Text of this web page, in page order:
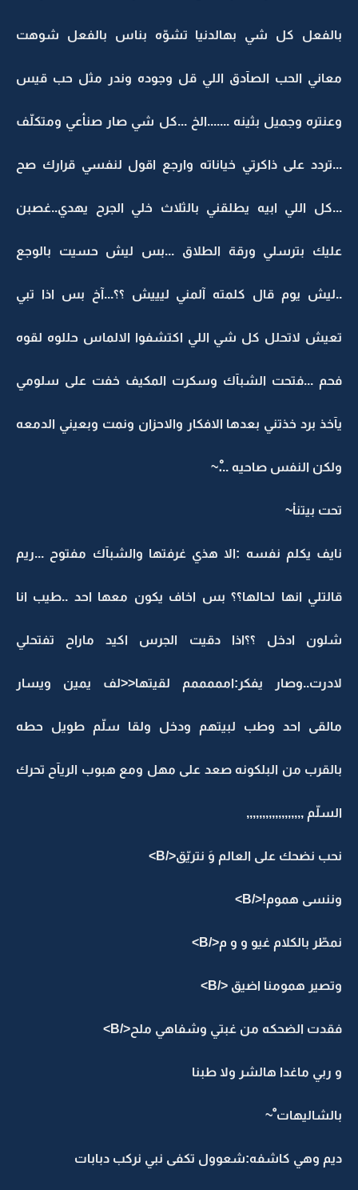
بالفعل كل شي بهالدنيا تشوّه بناس بالفعل شوهت
معاني الحب الصآدق اللي قل وجوده وندر مثل حب قيس
وعنتره وجميل بثينه .......الخ ...كل شي صار صنأعي ومتكلّف
...تردد على ذاكرتي خياناته وارجع اقول لنفسي قرارك صح
...كل اللي ابيه يطلقني بالثلاث خلي الجرح يهدي..غصبن
عليك بترسلي ورقة الطلاق ...بس ليش حسيت بالوجع
..ليش يوم قال كلمته آلمني ليييش ؟؟...آخ بس اذا تبي
تعيش لاتحلل كل شي اللي اكتشفوا الالماس حللوه لقوه
فحم ...فتحت الشبآك وسكرت المكيف خفت على سلومي
يآخذ برد خذتني بعدها الافكار والاحزان ونمت وبعيني الدمعه
ولكن النفس صاحيه ...ْ~
تحت بيتناْ~
نايف يكلم نفسه :الا هذي غرفتها والشبآك مفتوح ...ريم
قالتلي انها لحالها؟؟ بس اخاف يكون معها احد ..طيب انا
شلون ادخل ؟؟اذا دقيت الجرس اكيد ماراح تفتحلي
لادرت..وصار يفكر:امممممم لقيتها<<لف يمين ويسار
مالقى احد وطب لبيتهم ودخل ولقا سلّم طويل حطه
بالقرب من البلكونه صعد على مهل ومع هبوب الريآح تحرك
السلّم ,,,,,,,,,,,,,,,,,,
نحب نضحك على العالم وَ نتريّق</B>
وننسى هموم!</B>
نمطّر بالكلام غيو و و م</B>
وتصير همومنا اضيق </B>
فقدت الضحكه من غبتي وشفاهي ملح</B>
و ربي ماغدا هالشر ولا طبنا
بالشاليهات ْ~
ديم وهي كاشفه:شعوول تكفى نبي نركب دبابات